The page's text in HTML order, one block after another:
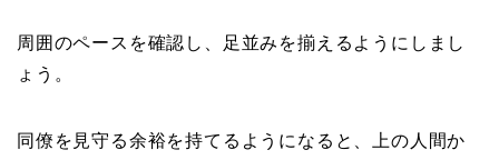
周囲のペースを確認し、足並みを揃えるようにしまし
ょう。
同僚を見守る余裕を持てるようになると、上の人間か